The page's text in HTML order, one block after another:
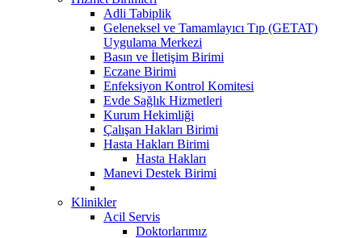
Adli Tabiplik
Geleneksel ve Tamamlayıcı Tıp (GETAT)
Uygulama Merkezi
Basın ve İletişim Birimi
Eczane Birimi
Enfeksiyon Kontrol Komitesi
Evde Sağlık Hizmetleri
Kurum Hekimliği
Çalışan Hakları Birimi
Hasta Hakları Birimi
Hasta Hakları
Manevi Destek Birimi
Klinikler
Acil Servis
Doktorlarımız